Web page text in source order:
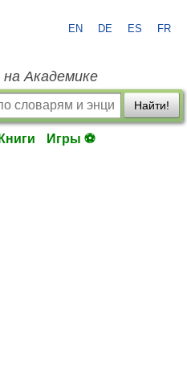
EN DE ES FR
на Академике
Найти!
Книги Игры ⚽